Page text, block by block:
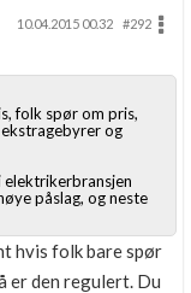
10.04.2015 00.32
#292
folk spør om pris,
og
elektrikerbransjen
påslag, og neste
hvis folk bare spør
er den regulert. Du